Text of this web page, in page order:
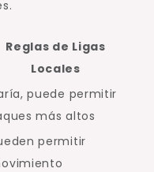
Reglas de Ligas
Locales
puede permitir
más altos
permitir